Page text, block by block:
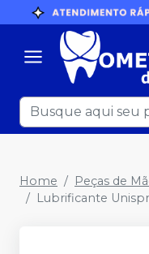
Home Peças de
Lubrificante